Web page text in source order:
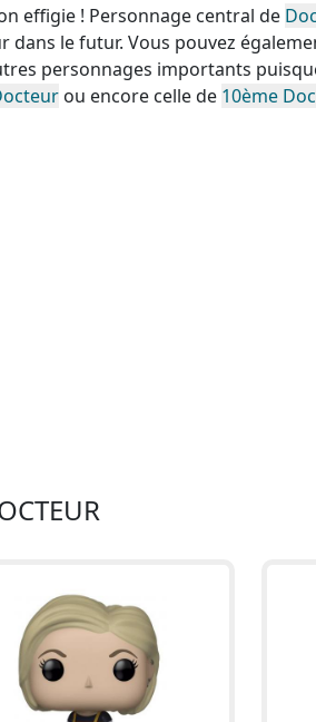
effigie ! Personnage central de
dans le futur. Vous pouvez
personnages importants
ou encore celle de 10ème